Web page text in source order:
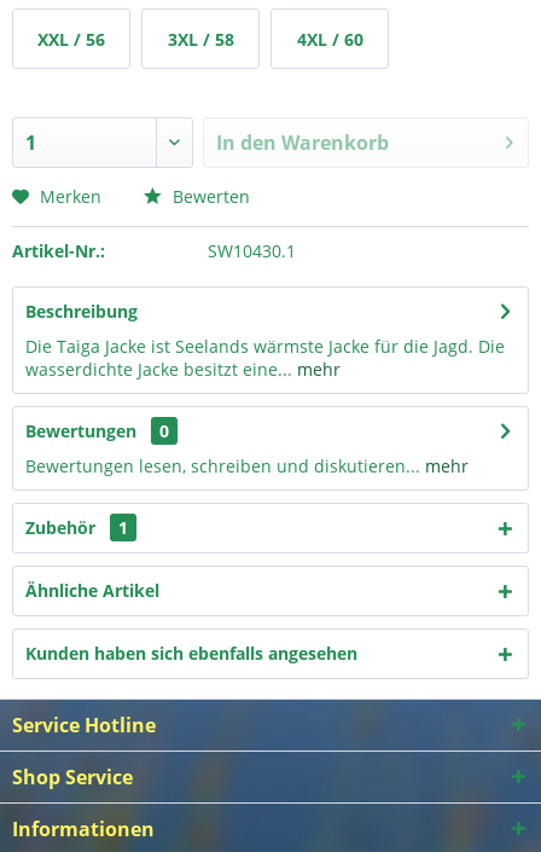
XXL / 56 3XL / 58 4XL / 60
In den Warenkorb
Merken Bewerten
Artikel-Nr.: SW10430.1
Beschreibung
Die Taiga Jacke ist Seelands wärmste Jacke für die Jagd. Die
wasserdichte Jacke besitzt eine... mehr
Bewertungen
0
Bewertungen lesen, schreiben und diskutieren... mehr
Zubehör 1
Ähnliche Artikel
Kunden haben sich ebenfalls angesehen
Service Hotline
Shop Service
Informationen